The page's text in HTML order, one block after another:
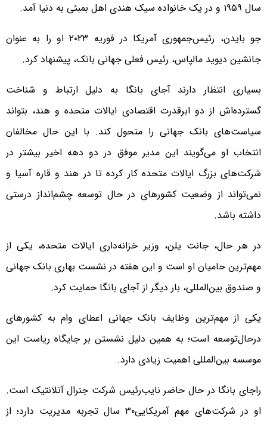
سال ۱۹۵۹ و در یک خانواده سیک هندی اهل بمبئی به دنیا آمد.
جو بایدن، رئیس‌جمهوری آمریکا در فوریه ۲۰۲۳ او را به عنوان
جانشین دیوید مالپاس، رئیس فعلی جهانی بانک، پیشنهاد کرد.
بسیاری انتظار دارند آجای بانگا به دلیل ارتباط و شناخت
گسترده‌اش از دو ابرقدرت اقتصادی ایالات متحده و هند، بتواند
سیاست‌های بانک جهانی را متحول کند. با این حال مخالفان
انتخاب او می‌گویند این مدیر موفق در دو دهه اخیر بیشتر در
شرکت‌های بزرگ ایالات متحده کار کرده تا در هند و قاره آسیا و
نمی‌تواند از وضعیت کشورهای در حال توسعه چشم‌انداز درستی
داشته باشد.
در هر حال، جانت یلن، وزیر خزانه‌داری ایالات متحده، یکی از
مهم‌ترین حامیان او است و این هفته در نشست بهاری بانک جهانی
و صندوق بین‌المللی، بار دیگر از آجای بانگا حمایت کرد.
یکی از مهم‌ترین وظایف بانک جهانی اعطای وام به کشورهای
درحال‌توسعه است؛ به همین دلیل نشستن بر جایگاه ریاست این
موسسه بین‌المللی اهمیت زیادی دارد.
راجای بانگا در حال حاضر نایب‌رئیس شرکت جنرال آتلانتیک است.
او در شرکت‌های مهم آمریکایی۳۰ سال تجربه مدیریت دارد؛ از